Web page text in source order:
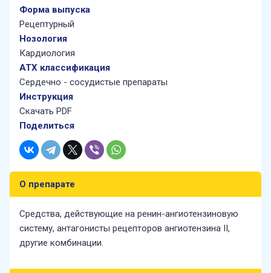
деятельность во
многих странах
мира.
chevron_rightПодробнее
Все продукты Нозология ATX классификация
Форма выпуска
Рецептурный
Нозология
Кардиология
АТХ классификация
Сердечно - сосудистые препараты
Инструкция
Скачать PDF
Поделиться
О препарате
Средства, действующие на ренин-ангиотензиновую
систему, антагонисты рецепторов ангиотензина II,
другие комбинации.